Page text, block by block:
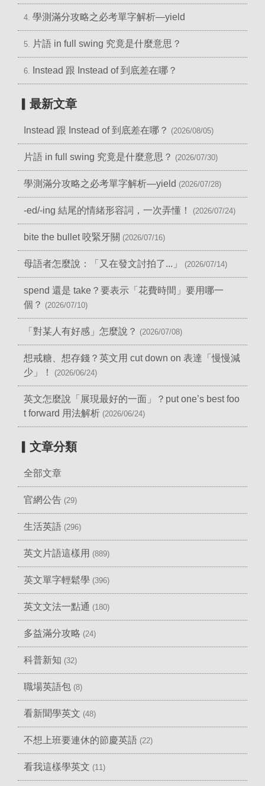
4. 學測滿分攻略之必考單字解析—yield
5. 片語 in full swing 究竟是什麼意思？
6. Instead 跟 Instead of 到底差在哪？
▎最新文章
Instead 跟 Instead of 到底差在哪？ (2026/08/05)
片語 in full swing 究竟是什麼意思？ (2026/07/30)
學測滿分攻略之必考單字解析—yield (2026/07/28)
-ed/-ing 結尾的情緒形容詞，一次弄懂！ (2026/07/24)
bite the bullet 咬緊牙關 (2026/07/16)
母語者怎麼說：「又在發文討拍了...」 (2026/07/14)
spend 還是 take？要表示「花費時間」要用哪一
個？ (2026/07/10)
「對某人有好感」怎麼說？ (2026/07/08)
想戒糖、想存錢？英文用 cut down on 表達「慢慢減
少」！
(2026/06/24)
英文怎麼說「展現最好的一面」？put one’s best foo
t forward 用法解析 (2026/06/24)
▎文章分類
全部文章
官網公告 (29)
生活英語 (296)
英文片語這樣用 (889)
英文單字輕鬆學 (396)
英文文法一點通 (180)
多益滿分攻略 (24)
科普新知 (32)
職場英語包 (8)
看新聞學英文 (48)
不想上班要連休的節慶英語 (22)
看我這樣學英文 (11)